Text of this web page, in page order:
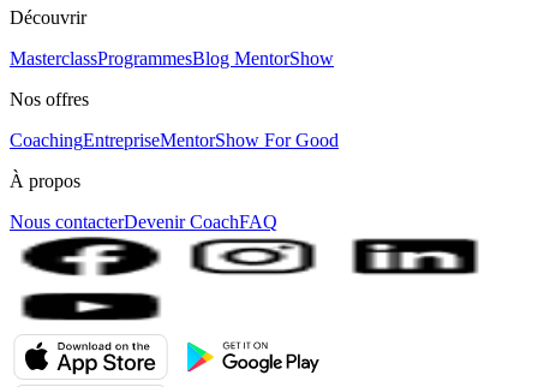
Découvrir
MasterclassProgrammesBlog MentorShow
Nos offres
CoachingEntrepriseMentorShow For Good
À propos
Nous contacterDevenir CoachFAQ